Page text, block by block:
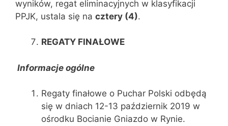
wyników, regat eliminacyjnych w klasyfikacji
PPJK, ustala się na cztery (4).
REGATY FINAŁOWE
Informacje ogólne
Regaty finałowe o Puchar Polski odbędą
się w dniach 12-13 październik 2019 w
ośrodku Bocianie Gniazdo w Rynie.